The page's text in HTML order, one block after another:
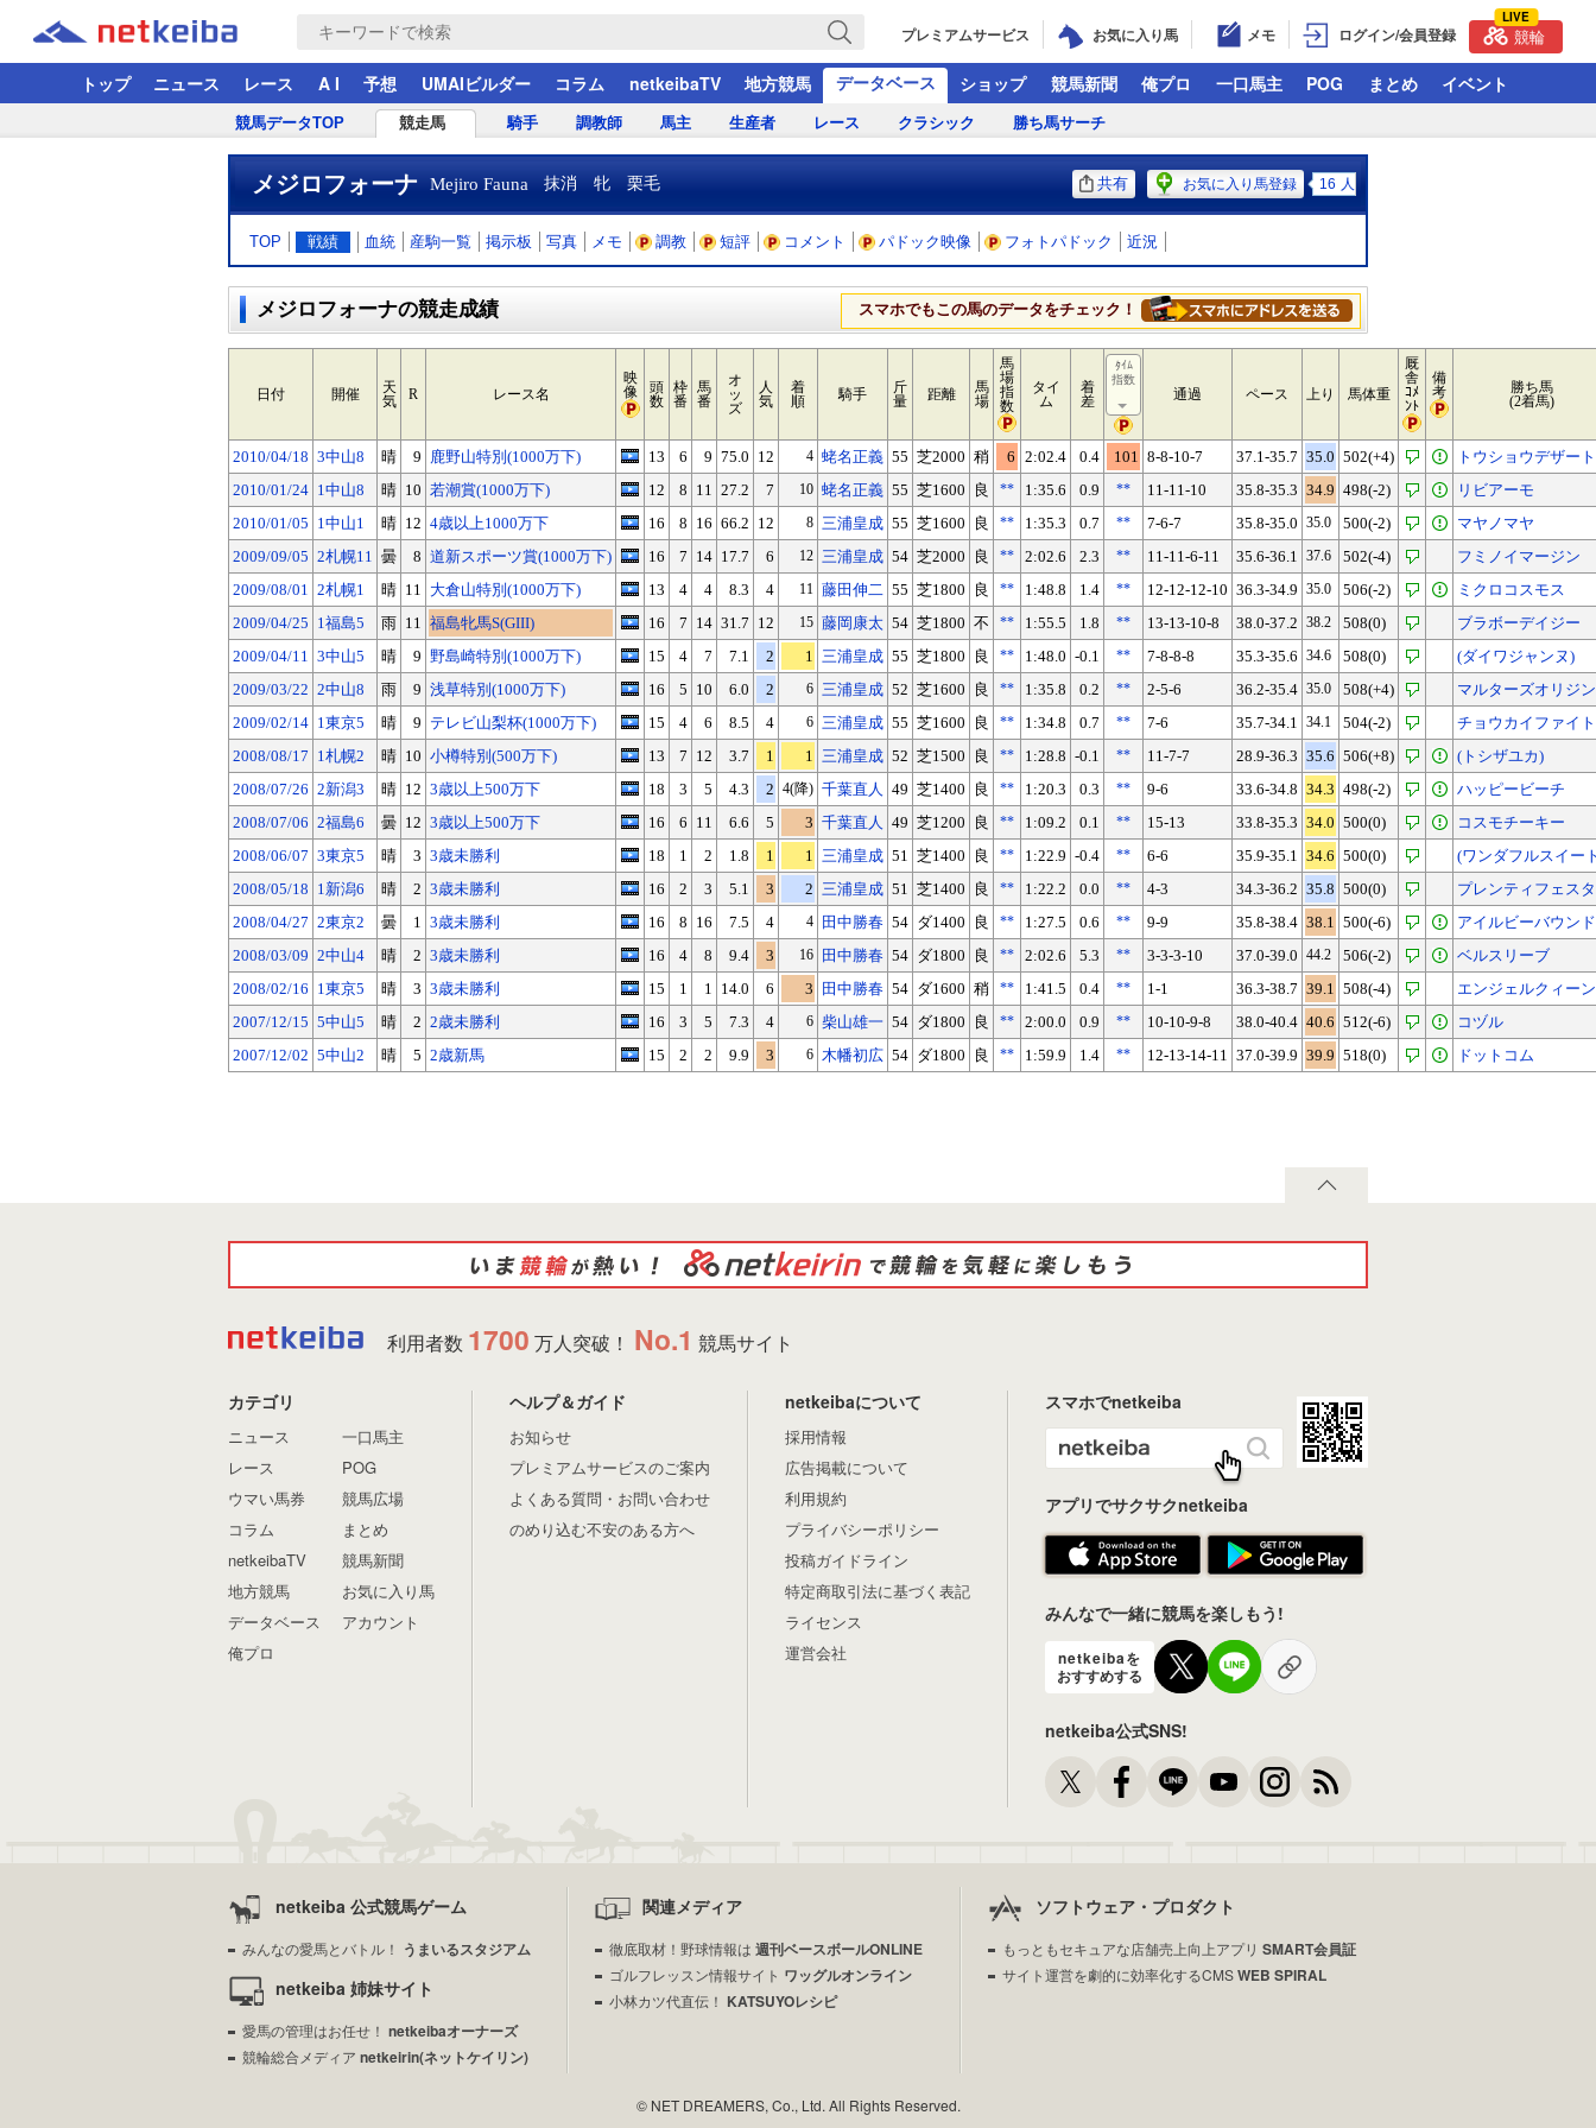
プレミアムサービス お気に入り馬 メモ ログイン/会員登録
LIVE
競輪
トップ ニュース レース A I 予想 UMAIビルダー コラム netkeibaTV 地方競馬 データベース ショップ 競馬新聞 俺プロ 一口馬主 POG まとめ イベント
競馬データTOP 競走馬 騎手 調教師 馬主 生産者 レース クラシック 勝ち馬サーチ
メジロフォーナ Mejiro Fauna 抹消 牝 栗毛 共有 お気に入り馬登録 16 人
TOP 戦績 血統 産駒一覧 掲示板 写真 メモ 調教 短評 コメント パドック映像 フォトパドック 近況
メジロフォーナの競走成績 スマホでもこの馬のデータをチェック！
日付 開催
天
気
R レース名
映
像
頭
数
枠
番
馬
番
オ
ッ
ズ
人
気
着
順
騎手
斤
量
距離
馬
場
馬
場
指
数
タイ
ム
着
差
ﾀｲﾑ
指数
通過 ペース 上り 馬体重
厩
舎
ｺﾒ
ﾝﾄ
備
考
勝ち馬
(2着馬)
2010/04/18 3中山8 晴 9 鹿野山特別(1000万下) 13 6 9 75.0 12 4 蛯名正義 55 芝2000 稍 6 2:02.4 0.4 101 8-8-10-7 37.1-35.7 35.0 502(+4)
トウショウデザート
2010/01/24 1中山8 晴 10 若潮賞(1000万下) 12 8 11 27.2 7 10 蛯名正義 55 芝1600 良 ** 1:35.6 0.9 ** 11-11-10 35.8-35.3 34.9 498(-2)
リビアーモ
2010/01/05 1中山1 晴 12 4歳以上1000万下 16 8 16 66.2 12 8 三浦皇成 55 芝1600 良 ** 1:35.3 0.7 ** 7-6-7 35.8-35.0 35.0 500(-2)
マヤノマヤ
2009/09/05 2札幌11 曇 8 道新スポーツ賞(1000万下) 16 7 14 17.7 6 12 三浦皇成 54 芝2000 良 ** 2:02.6 2.3 ** 11-11-6-11 35.6-36.1 37.6 502(-4)
フミノイマージン
2009/08/01 2札幌1 晴 11 大倉山特別(1000万下) 13 4 4 8.3 4 11 藤田伸二 55 芝1800 良 ** 1:48.8 1.4 ** 12-12-12-10 36.3-34.9 35.0 506(-2)
ミクロコスモス
2009/04/25 1福島5 雨 11 福島牝馬S(GIII) 16 7 14 31.7 12 15 藤岡康太 54 芝1800 不 ** 1:55.5 1.8 ** 13-13-10-8 38.0-37.2 38.2 508(0)
ブラボーデイジー
2009/04/11 3中山5 晴 9 野島崎特別(1000万下) 15 4 7 7.1 2 1 三浦皇成 55 芝1800 良 ** 1:48.0 -0.1 ** 7-8-8-8 35.3-35.6 34.6 508(0)
(ダイワジャンヌ)
2009/03/22 2中山8 雨 9 浅草特別(1000万下) 16 5 10 6.0 2 6 三浦皇成 52 芝1600 良 ** 1:35.8 0.2 ** 2-5-6 36.2-35.4 35.0 508(+4)
マルターズオリジン
2009/02/14 1東京5 晴 9 テレビ山梨杯(1000万下) 15 4 6 8.5 4 6 三浦皇成 55 芝1600 良 ** 1:34.8 0.7 ** 7-6 35.7-34.1 34.1 504(-2)
チョウカイファイト
2008/08/17 1札幌2 晴 10 小樽特別(500万下) 13 7 12 3.7 1 1 三浦皇成 52 芝1500 良 ** 1:28.8 -0.1 ** 11-7-7 28.9-36.3 35.6 506(+8)
(トシザユカ)
2008/07/26 2新潟3 晴 12 3歳以上500万下 18 3 5 4.3 2 4(降) 千葉直人 49 芝1400 良 ** 1:20.3 0.3 ** 9-6 33.6-34.8 34.3 498(-2)
ハッピービーチ
2008/07/06 2福島6 曇 12 3歳以上500万下 16 6 11 6.6 5 3 千葉直人 49 芝1200 良 ** 1:09.2 0.1 ** 15-13 33.8-35.3 34.0 500(0)
コスモチーキー
2008/06/07 3東京5 晴 3 3歳未勝利 18 1 2 1.8 1 1 三浦皇成 51 芝1400 良 ** 1:22.9 -0.4 ** 6-6 35.9-35.1 34.6 500(0)
(ワンダフルスイー
2008/05/18 1新潟6 晴 2 3歳未勝利 16 2 3 5.1 3 2 三浦皇成 51 芝1400 良 ** 1:22.2 0.0 ** 4-3 34.3-36.2 35.8 500(0)
プレンティフェスタ
2008/04/27 2東京2 曇 1 3歳未勝利 16 8 16 7.5 4 4 田中勝春 54 ダ1400 良 ** 1:27.5 0.6 ** 9-9 35.8-38.4 38.1 500(-6)
アイルビーバウンド
2008/03/09 2中山4 晴 2 3歳未勝利 16 4 8 9.4 3 16 田中勝春 54 ダ1800 良 ** 2:02.6 5.3 ** 3-3-3-10 37.0-39.0 44.2 506(-2)
ベルスリーブ
2008/02/16 1東京5 晴 3 3歳未勝利 15 1 1 14.0 6 3 田中勝春 54 ダ1600 稍 ** 1:41.5 0.4 ** 1-1 36.3-38.7 39.1 508(-4)
エンジェルクィーン
2007/12/15 5中山5 晴 2 2歳未勝利 16 3 5 7.3 4 6 柴山雄一 54 ダ1800 良 ** 2:00.0 0.9 ** 10-10-9-8 38.0-40.4 40.6 512(-6)
コヅル
2007/12/02 5中山2 晴 5 2歳新馬 15 2 2 9.9 3 6 木幡初広 54 ダ1800 良 ** 1:59.9 1.4 ** 12-13-14-11 37.0-39.9 39.9 518(0) ドットコム
利用者数 1700 万人突破！ No.1 競馬サイト
カテゴリ
ニュース
レース
ウマい馬券
コラム
netkeibaTV
地方競馬
データベース
俺プロ
一口馬主
POG
競馬広場
まとめ
競馬新聞
お気に入り馬
アカウント
ヘルプ＆ガイド
お知らせ
プレミアムサービスのご案内
よくある質問・お問い合わせ
のめり込む不安のある方へ
netkeibaについて
採用情報
広告掲載について
利用規約
プライバシーポリシー
投稿ガイドライン
特定商取引法に基づく表記
ライセンス
運営会社
スマホでnetkeiba
アプリでサクサクnetkeiba
みんなで一緒に競馬を楽しもう!
netkeibaを
おすすめする
netkeiba公式SNS!
netkeiba 公式競馬ゲーム
みんなの愛馬とバトル！ うまいるスタジアム
netkeiba 姉妹サイト
愛馬の管理はお任せ！ netkeibaオーナーズ
競輪総合メディア netkeirin(ネットケイリン)
関連メディア
徹底取材！野球情報は 週刊ベースボールONLINE
ゴルフレッスン情報サイト ワッグルオンライン
小林カツ代直伝！ KATSUYOレシピ
ソフトウェア・プロダクト
もっともセキュアな店舗売上向上アプリ SMART会員証
サイト運営を劇的に効率化するCMSWEB SPIRAL
© NET DREAMERS, Co., Ltd. All Rights Reserved.